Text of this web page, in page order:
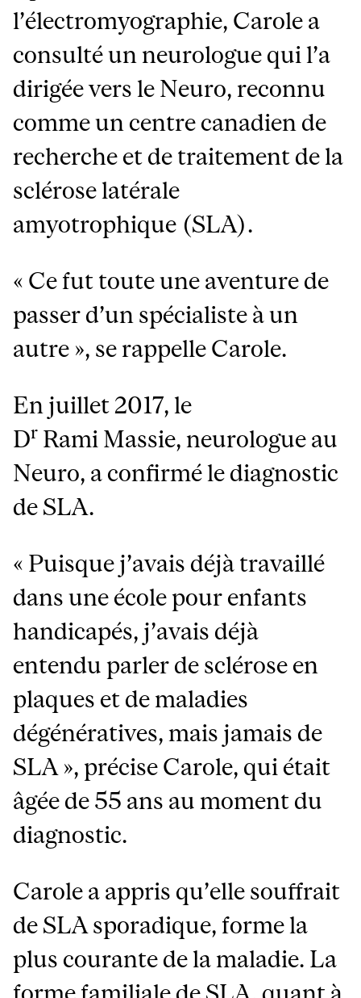
l’électromyographie, Carole a
consulté un neurologue qui l’a
dirigée vers le Neuro, reconnu
comme un centre canadien de
recherche et de traitement de la
sclérose latérale
amyotrophique (SLA).
« Ce fut toute une aventure de
passer d’un spécialiste à un
autre », se rappelle Carole.
En juillet 2017, le
Dr Rami Massie, neurologue au
Neuro, a confirmé le diagnostic
de SLA.
« Puisque j’avais déjà travaillé
dans une école pour enfants
handicapés, j’avais déjà
entendu parler de sclérose en
plaques et de maladies
dégénératives, mais jamais de
SLA », précise Carole, qui était
âgée de 55 ans au moment du
diagnostic.
Carole a appris qu’elle souffrait
de SLA sporadique, forme la
plus courante de la maladie. La
forme familiale de SLA, quant à